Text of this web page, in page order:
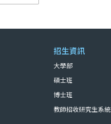
招生資訊
大學部
碩士班
博士班
教師招收研究生系統